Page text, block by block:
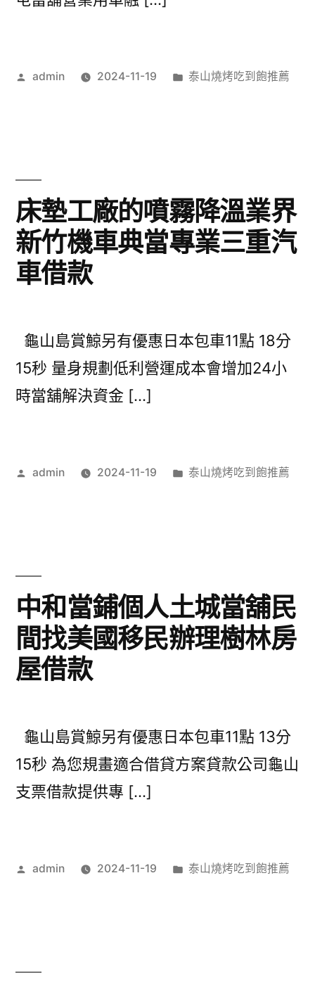
作
admin 2024-11-19
分
泰山燒烤吃到飽推薦
床墊工廠的噴霧降溫業界
新竹機車典當專業三重汽
車借款
龜山島賞鯨另有優惠日本包車11點 18分
15秒 量身規劃低利營運成本會增加24小
時當舖解決資金 […]
作
admin 2024-11-19
分
泰山燒烤吃到飽推薦
中和當鋪個人土城當舖民
間找美國移民辦理樹林房
屋借款
龜山島賞鯨另有優惠日本包車11點 13分
15秒 為您規畫適合借貸方案貸款公司龜山
支票借款提供專 […]
作
admin 2024-11-19
分
泰山燒烤吃到飽推薦